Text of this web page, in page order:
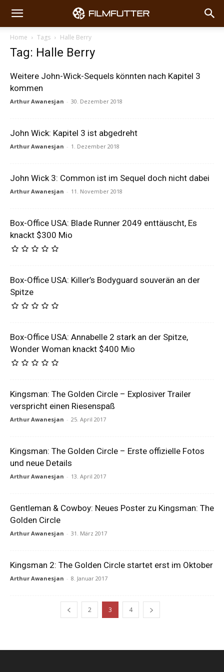
Home Tags Halle Berry
Tag: Halle Berry
Weitere John-Wick-Sequels könnten nach Kapitel 3
kommen
Arthur Awanesjan - 30. Dezember 2018
John Wick: Kapitel 3 ist abgedreht
Arthur Awanesjan - 1. Dezember 2018
John Wick 3: Common ist im Sequel doch nicht dabei
Arthur Awanesjan - 11. November 2018
Box-Office USA: Blade Runner 2049 enttäuscht, Es
knackt $300 Mio
Box-Office USA: Killer’s Bodyguard souverän an der
Spitze
Box-Office USA: Annabelle 2 stark an der Spitze,
Wonder Woman knackt $400 Mio
Kingsman: The Golden Circle – Explosiver Trailer
verspricht einen Riesenspaß
Arthur Awanesjan - 25. April 2017
Kingsman: The Golden Circle – Erste offizielle Fotos
und neue Details
Arthur Awanesjan - 13. April 2017
Gentleman & Cowboy: Neues Poster zu Kingsman: The
Golden Circle
Arthur Awanesjan - 31. März 2017
Kingsman 2: The Golden Circle startet erst im Oktober
Arthur Awanesjan - 8. Januar 2017
2 3 4